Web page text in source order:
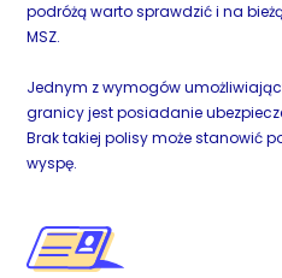
podróżą warto sprawdzić i na
MSZ.
Jednym z wymogów
granicy jest posiadanie
Brak takiej polisy może stanowić
wyspę.